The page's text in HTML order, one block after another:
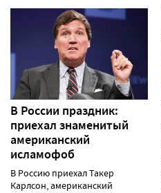
В России праздник:
приехал знаменитый
американский
исламофоб
В Россию приехал Такер
Карлсон, американский